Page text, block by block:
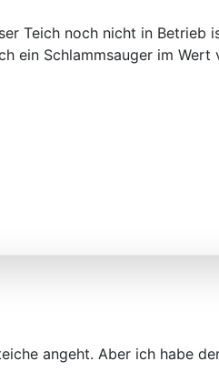
Teich noch nicht in
ein Schlammsauger im Wert
angeht. Aber ich habe